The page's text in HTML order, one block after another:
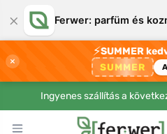
× Ferwer: parfüm és
×
⚡SUMMER
SUMMER
Ingyenes szállítás a